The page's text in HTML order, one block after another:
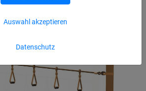
Datenschutz
Auswahl akzeptieren